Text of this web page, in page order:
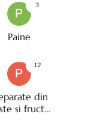
P
Paine
3
P
din
si fructe
12